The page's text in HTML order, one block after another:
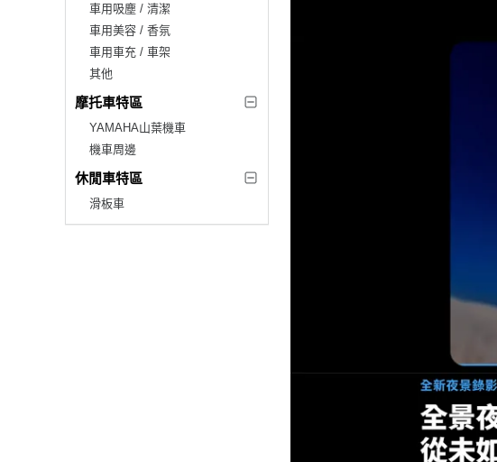
車用吸塵 / 清潔
車用美容 / 香氛
車用車充 / 車架
其他
摩托車特區
YAMAHA山葉機車
機車周邊
休閒車特區
滑板車